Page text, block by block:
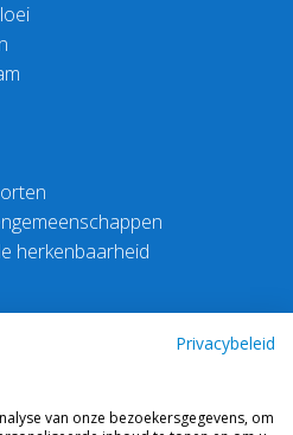
herkenbaarheid
Privacybeleid
van onze bezoekersgegevens, om